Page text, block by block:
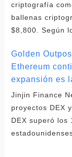
criptografía
ballenas
$8,800. Según
Golden
Ethereum
expansión es
Jinjin Finance
proyectos DEX
DEX superó los